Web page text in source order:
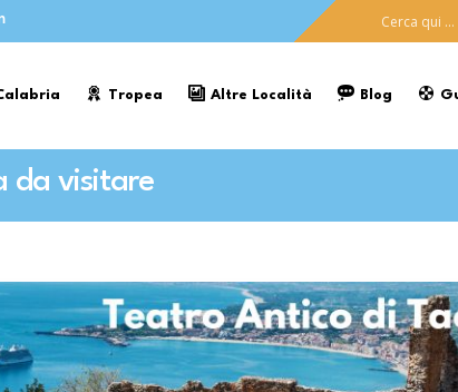
Tropea Altre Località Blog
da visitare